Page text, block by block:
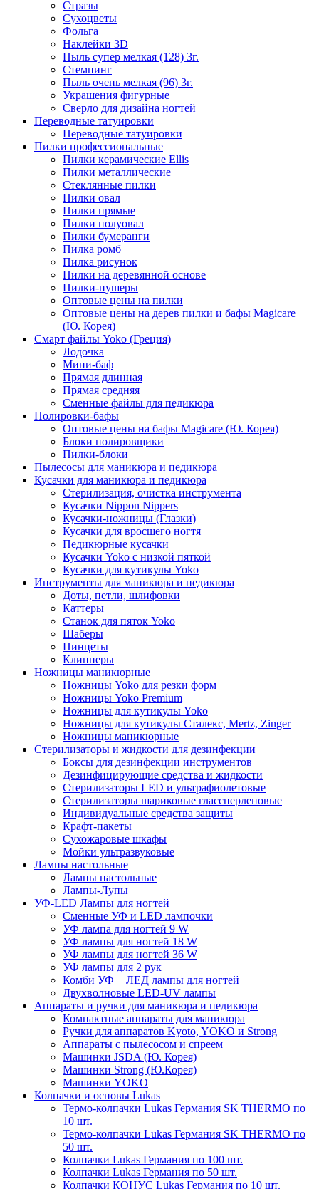
Стразы
Сухоцветы
Фольга
Наклейки 3D
Пыль супер мелкая (128) 3г.
Стемпинг
Пыль очень мелкая (96) 3г.
Украшения фигурные
Сверло для дизайна ногтей
Переводные татуировки
Переводные татуировки
Пилки профессиональные
Пилки керамические Ellis
Пилки металлические
Стеклянные пилки
Пилки овал
Пилки прямые
Пилки полуовал
Пилки бумеранги
Пилка ромб
Пилка рисунок
Пилки на деревянной основе
Пилки-пушеры
Оптовые цены на пилки
Оптовые цены на дерев пилки и бафы Magicare
(Ю. Корея)
Смарт файлы Yoko (Греция)
Лодочка
Мини-баф
Прямая длинная
Прямая средняя
Сменные файлы для педикюра
Полировки-бафы
Оптовые цены на бафы Magicare (Ю. Корея)
Блоки полировщики
Пилки-блоки
Пылесосы для маникюра и педикюра
Кусачки для маникюра и педикюра
Стерилизация, очистка инструмента
Кусачки Nippon Nippers
Кусачки-ножницы (Глазки)
Кусачки для вросшего ногтя
Педикюрные кусачки
Кусачки Yoko с низкой пяткой
Кусачки для кутикулы Yoko
Инструменты для маникюра и педикюра
Доты, петли, шлифовки
Каттеры
Станок для пяток Yoko
Шаберы
Пинцеты
Клипперы
Ножницы маникюрные
Ножницы Yoko для резки форм
Ножницы Yoko Premium
Ножницы для кутикулы Yoko
Ножницы для кутикулы Сталекс, Mertz, Zinger
Ножницы маникюрные
Стерилизаторы и жидкости для дезинфекции
Боксы для дезинфекции инструментов
Дезинфицирующие средства и жидкости
Стерилизаторы LED и ультрафиолетовые
Стерилизаторы шариковые глассперленовые
Индивидуальные средства защиты
Крафт-пакеты
Сухожаровые шкафы
Мойки ультразвуковые
Лампы настольные
Лампы настольные
Лампы-Лупы
УФ-LED Лампы для ногтей
Сменные УФ и LED лампочки
УФ лампа для ногтей 9 W
УФ лампы для ногтей 18 W
УФ лампы для ногтей 36 W
УФ лампы для 2 рук
Комби УФ + ЛЕД лампы для ногтей
Двухволновые LED-UV лампы
Аппараты и ручки для маникюра и педикюра
Компактные аппараты для маникюра
Ручки для аппаратов Kyoto, YOKO и Strong
Аппараты с пылесосом и спреем
Машинки JSDA (Ю. Корея)
Машинки Strong (Ю.Корея)
Машинки YOKO
Колпачки и основы Lukas
Термо-колпачки Lukas Германия SK THERMO по
10 шт.
Термо-колпачки Lukas Германия SK THERMO по
50 шт.
Колпачки Lukas Германия по 100 шт.
Колпачки Lukas Германия по 50 шт.
Колпачки КОНУС Lukas Германия по 10 шт.